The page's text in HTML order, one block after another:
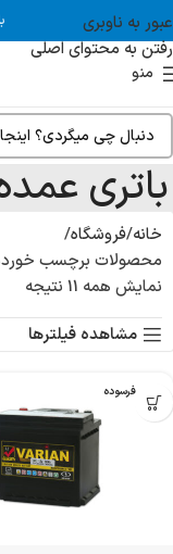
عبور به ناوبری
رفتن به محتوای اصلی
منو
باتری
خانه فروشگاه
محصولات برچسب
نمایش همه 11 نتیجه
مشاهده فیلترها
بدون فرسوده